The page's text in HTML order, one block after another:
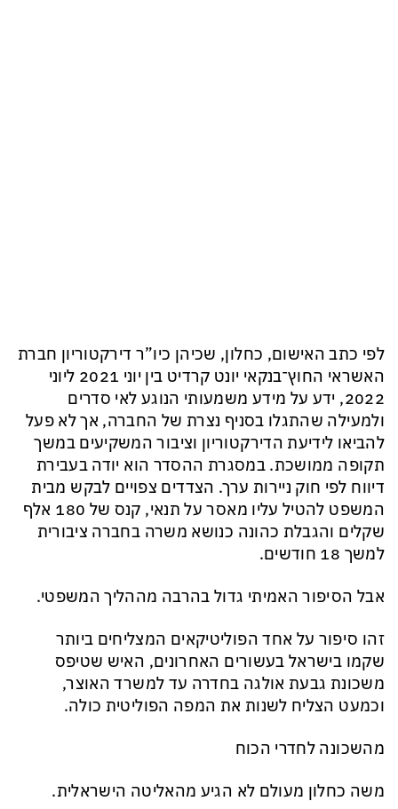
לפי כתב האישום, כחלון, שכיהן כיו”ר דירקטוריון חברת
האשראי החוץ־בנקאי יונט קרדיט בין יוני 2021 ליוני
2022, ידע על מידע משמעותי הנוגע לאי סדרים
ולמעילה שהתגלו בסניף נצרת של החברה, אך לא פעל
להביאו לידיעת הדירקטוריון וציבור המשקיעים במשך
תקופה ממושכת. במסגרת ההסדר הוא יודה בעבירת
דיווח לפי חוק ניירות ערך. הצדדים צפויים לבקש מבית
המשפט להטיל עליו מאסר על תנאי, קנס של 180 אלף
שקלים והגבלת כהונה כנושא משרה בחברה ציבורית
למשך 18 חודשים.
אבל הסיפור האמיתי גדול בהרבה מההליך המשפטי.
זהו סיפור על אחד הפוליטיקאים המצליחים ביותר
שקמו בישראל בעשורים האחרונים, האיש שטיפס
משכונת גבעת אולגה בחדרה עד למשרד האוצר,
וכמעט הצליח לשנות את המפה הפוליטית כולה.
מהשכונה לחדרי הכוח
משה כחלון מעולם לא הגיע מהאליטה הישראלית.